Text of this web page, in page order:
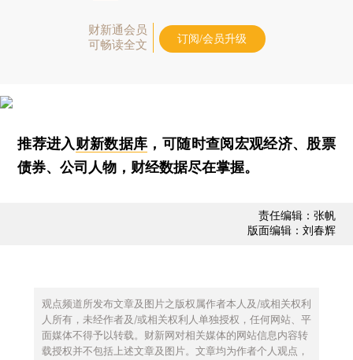
财新通会员
可畅读全文
订阅/会员升级
推荐进入财新数据库 ，可随时查阅宏观经济、股票
债券、公司人物，财经数据尽在掌握。
责任编辑：张帆
版面编辑：刘春辉
观点频道所发布文章及图片之版权属作者本人及/或相关权利
人所有，未经作者及/或相关权利人单独授权，任何网站、平
面媒体不得予以转载。财新网对相关媒体的网站信息内容转
载授权并不包括上述文章及图片。文章均为作者个人观点，